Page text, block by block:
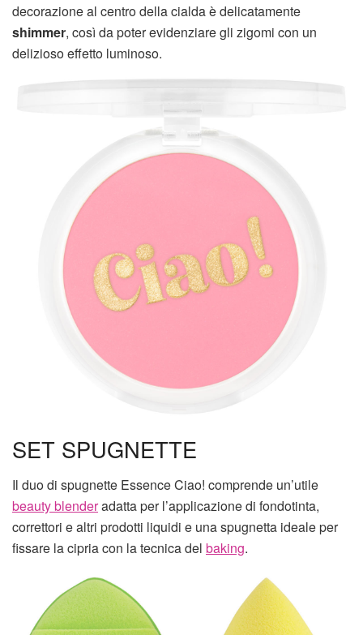
decorazione al centro della cialda è delicatamente
shimmer, così da poter evidenziare gli zigomi con un
delizioso effetto luminoso.
SET SPUGNETTE
Il duo di spugnette Essence Ciao! comprende un’utile
beauty blenderadatta per l’applicazione di fondotinta,
correttori e altri prodotti liquidi e una spugnetta ideale per
fissare la cipria con la tecnica del baking.